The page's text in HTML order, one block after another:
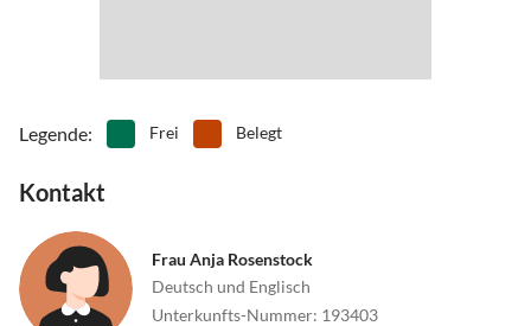
Legende: Frei Belegt
Kontakt
Frau Anja Rosenstock
Deutsch und Englisch
Unterkunfts-Nummer: 193403